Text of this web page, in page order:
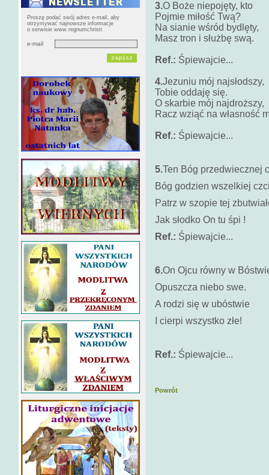
Proszę podać swój adres e-mail, aby
otrzymywać najnowsze informacje
o serwisie www.regnumchristi
e-mail
3.O Boże niepojęty, kto
Pojmie miłość Twą?
Na sianie wśród bydlęty,
Masz tron i służbę swą.
Ref.: Śpiewajcie...
4.Jezuniu mój najsłodszy,
Tobie oddaję się.
O skarbie mój najdroższy,
Racz wziąć na własność
Ref.: Śpiewajcie...
5.Ten Bóg przedwiecznej
Bóg godzien wszelkiej
Patrz w szopie tej
Jak słodko On tu śpi !
Ref.: Śpiewajcie...
6.On Ojcu równy w
Opuszcza niebo swe.
A rodzi się w ubóstwie
I cierpi wszystko złe!
Ref.: Śpiewajcie...
Powrót